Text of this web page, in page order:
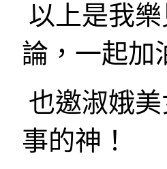
以上是我
論，一起加
也邀淑娥
事的神！